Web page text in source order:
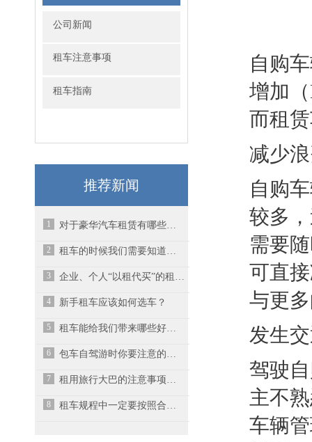
公司新闻
租车注意事项
租车指南
推荐新闻
1 ​对于豪华汽车租赁有哪些需要注意的？
2 租车的时候我们需要知道什么？
3 企业、个人“以租代买”的租车观念向量大面广、充满活力趋势发展
4 新手租车应该如何选车？
5 租车能给我们带来哪些好处与方便
6 包车自驾游时你要注意的事项有哪些呢？-昆山汽车租赁
7 租用旅行大巴的注意事项有哪些呢？-昆山大巴车租赁
8 租车规程中一定要按照合同细节去使用汽车
自购
增加
而租
减少
自购
较多
需要
可直
与更
发生
驾驶
主不
车辆